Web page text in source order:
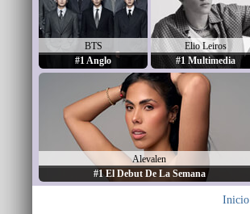
BTS
#1 Anglo
Elio Leiros
#1 Multimedia
Alevalen
#1 El Debut De La Semana
Inicio